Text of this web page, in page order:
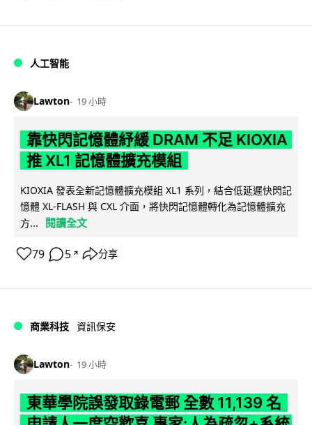
人工智能
Lawton 19 小時
靠快閃記憶體紓緩 DRAM 不足 KIOXIA
推 XL1 記憶體擴充模組
KIOXIA 發表全新記憶體擴充模組 XL1 系列，結合低延遲快閃記
憶體 XL-FLASH 與 CXL 介面，將快閃記憶體轉化為記憶體擴充
方...
閱讀全文
79 5 ↗ 分享
商業科技 資訊保安
Lawton 19 小時
東華學院誤發取錄電郵 全數 11,139 名